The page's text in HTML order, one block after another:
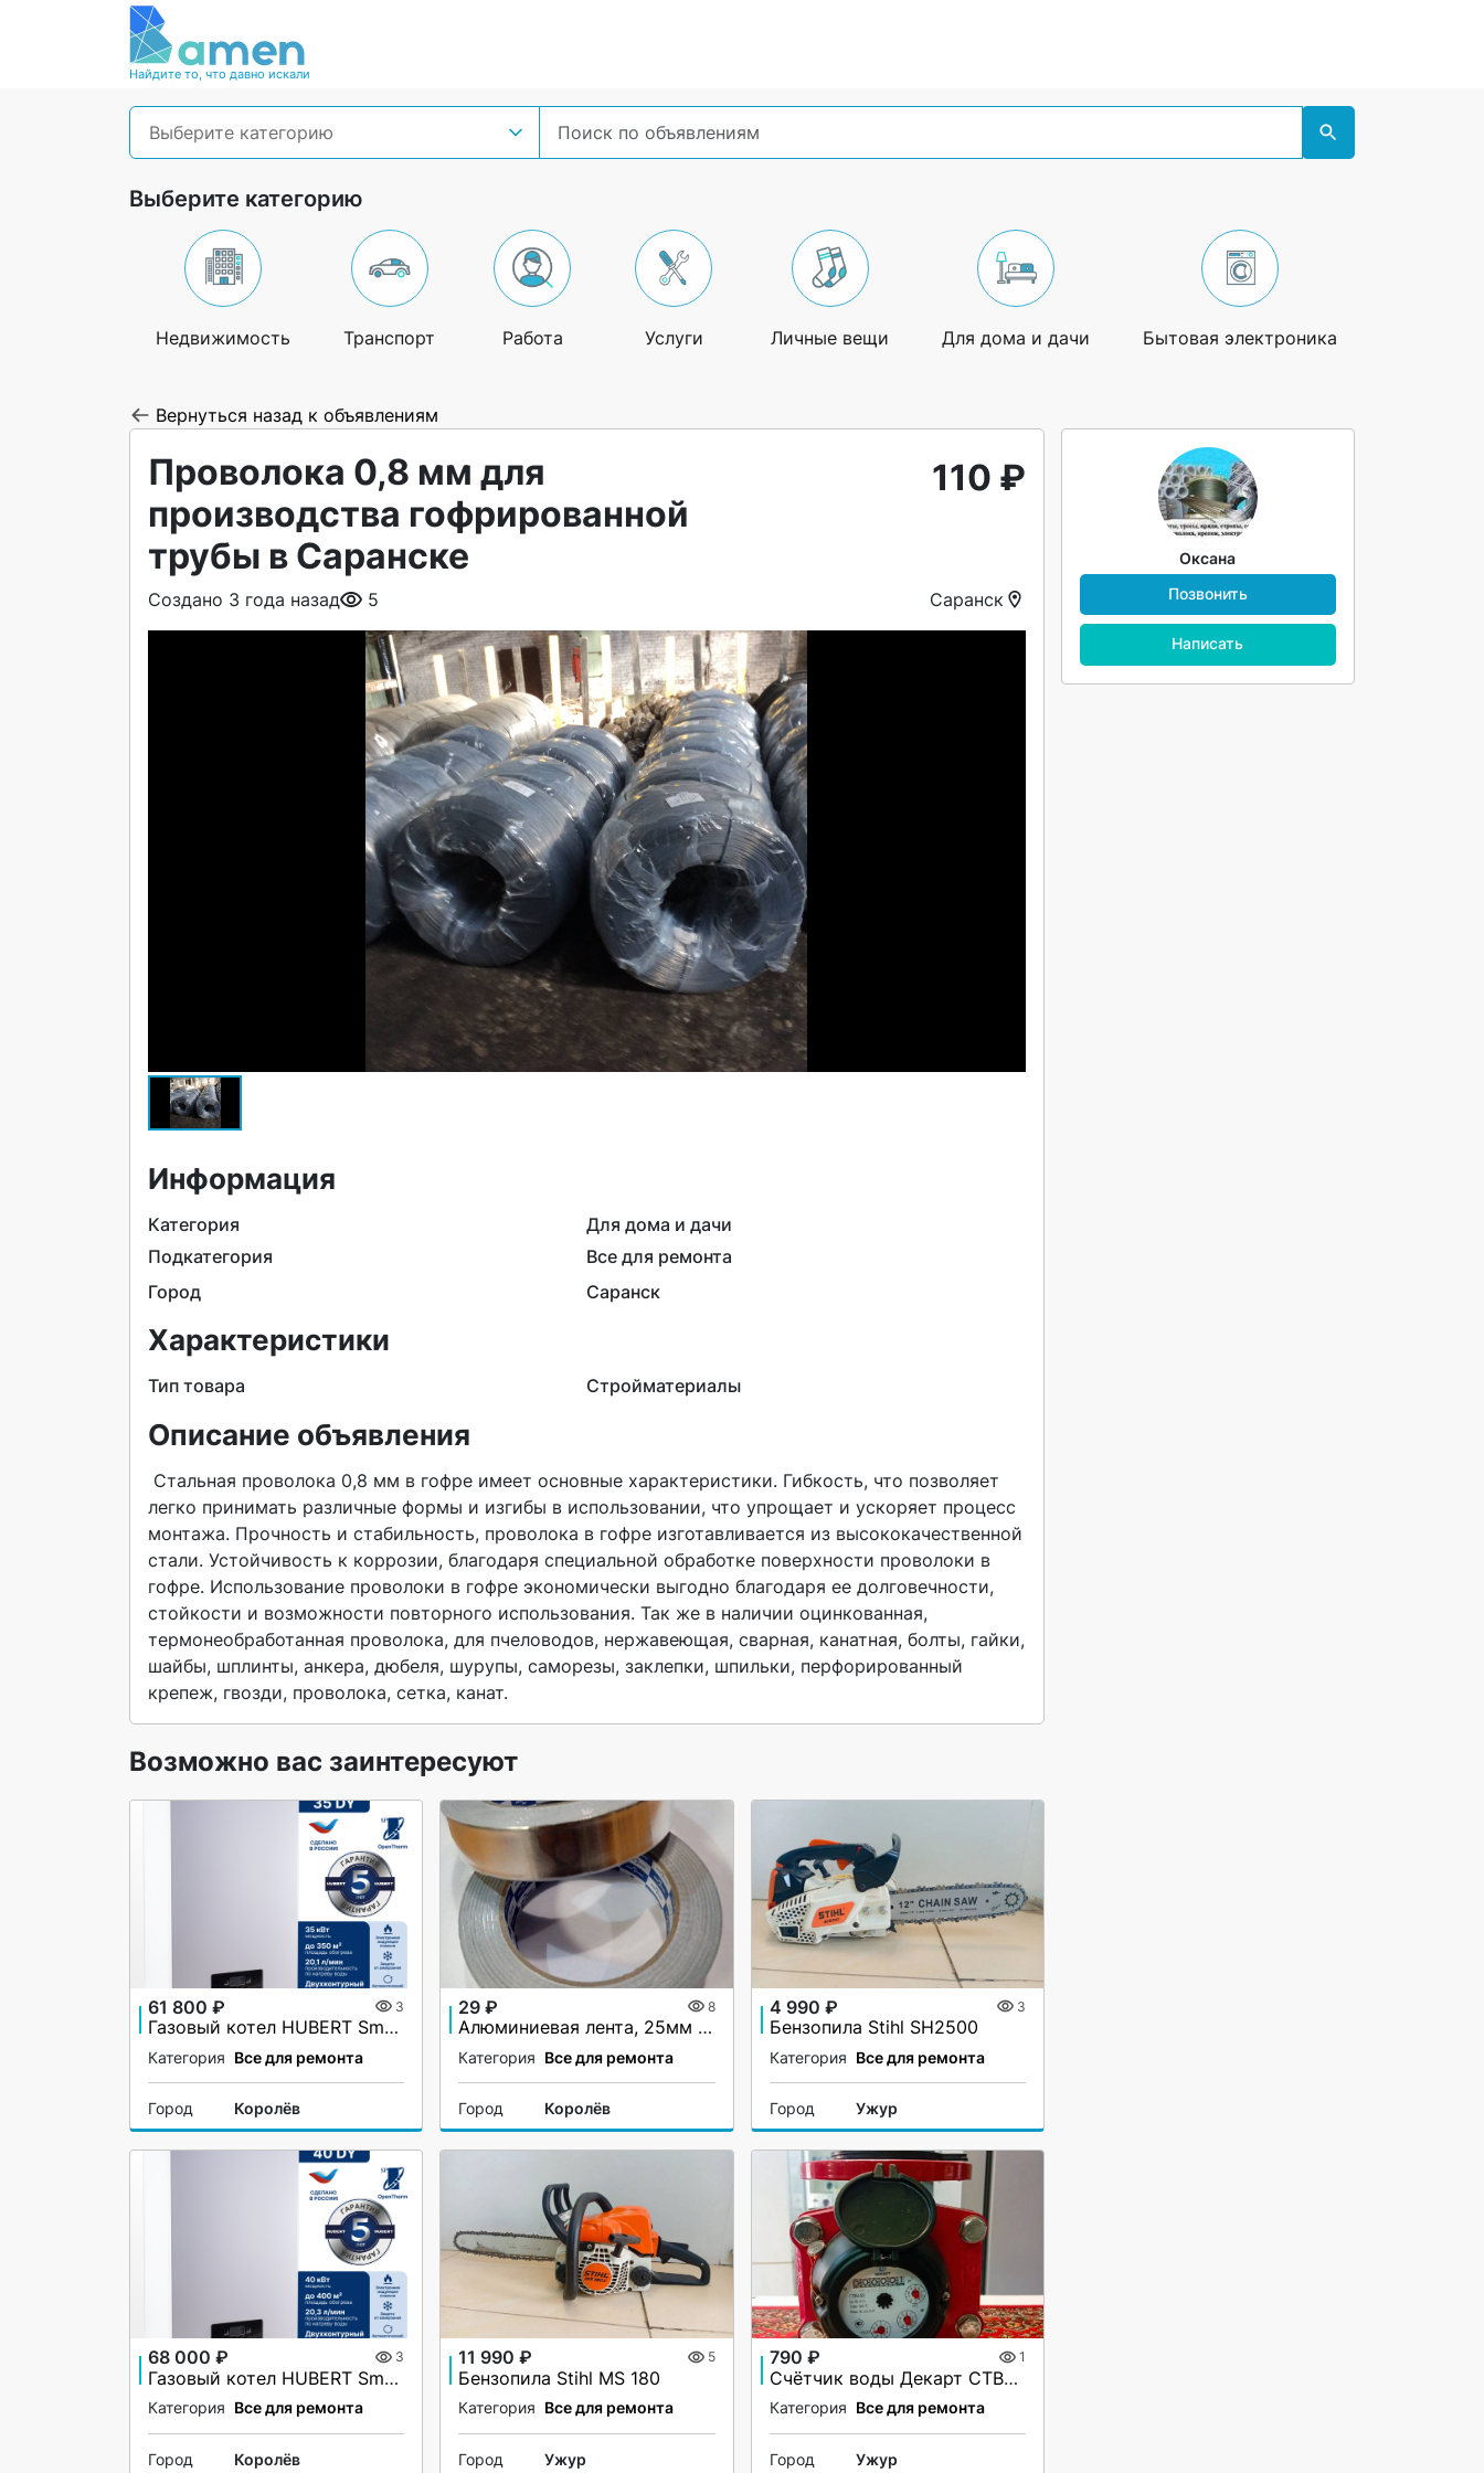
Найдите то, что давно искали
Выберите категорию
Выберите категорию
Недвижимость Транспорт Работа Услуги Личные вещи Для дома и дачи Бытовая электроника
Вернуться назад к объявлениям
Проволока 0,8 мм для
производства гофрированной
трубы в Саранске
110 ₽
Создано 3 года назад 5 Саранск
Информация
Категория
Для дома и дачи
Подкатегория
Все для ремонта
Город
Саранск
Характеристики
Тип товара Стройматериалы
Описание объявления
легко принимать различные формы и изгибы в использовании, что упрощает и ускоряет процесс
монтажа. Прочность и стабильность, проволока в гофре изготавливается из высококачественной
стали. Устойчивость к коррозии, благодаря специальной обработке поверхности проволоки в
гофре. Использование проволоки в гофре экономически выгодно благодаря ее долговечности,
стойкости и возможности повторного использования. Так же в наличии оцинкованная,
термонеобработанная проволока, для пчеловодов, нержавеющая, сварная, канатная, болты, гайки,
шайбы, шплинты, анкера, дюбеля, шурупы, саморезы, заклепки, шпильки, перфорированный
крепеж, гвозди, проволока, сетка, канат.
Возможно вас заинтересуют
61 800 ₽ 3
Газовый котел HUBERT Smart AGB 35DY настенный двухконтурный
Категория Все для ремонта
Город Королёв
29 ₽ 8
Алюминиевая лента, 25мм х 40М, 50 мкм, без и/у, Klebebander
Категория Все для ремонта
Город Королёв
4 990 ₽ 3
Бензопила Stihl SH2500
Категория Все для ремонта
Город Ужур
68 000 ₽ 3
Газовый котел HUBERT Smart AGB 40DY настенный двухконтурный
Категория Все для ремонта
Город Королёв
11 990 ₽ 5
Бензопила Stihl MS 180
Категория Все для ремонта
Город Ужур
790 ₽ 1
Счётчик воды Декарт СТВУ-50
Категория Все для ремонта
Город Ужур
Оксана
Позвонить
Написать